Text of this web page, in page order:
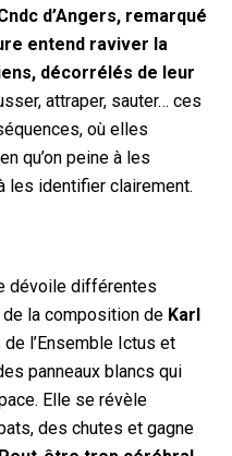
d’Angers, remarqué
entend raviver la
décorrélés de leur
attraper, sauter… ces
où elles
qu’on peine à les
les identifier clairement.
dévoile différentes
la composition de Karl
l’Ensemble Ictus et
panneaux blancs qui
Elle se révèle
des chutes et gagne